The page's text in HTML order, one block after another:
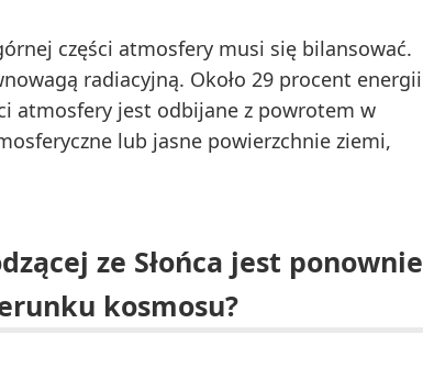
części atmosfery musi się bilansować.
radiacyjną. Około 29 procent energii
atmosfery jest odbijane z powrotem w
lub jasne powierzchnie ziemi,
ze Słońca jest ponownie
kosmosu?